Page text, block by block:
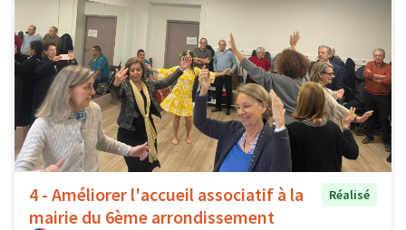
4 - Améliorer l'accueil associatif à la
mairie du 6ème arrondissement
Réalisé